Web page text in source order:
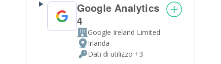
Google Analytics
4
Azienda:
Google Ireland Limited
Luogo
del
Irlanda
DatiDati di utilizzo +3